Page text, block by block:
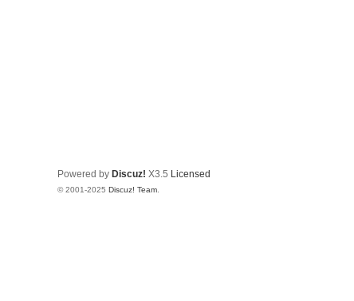
Powered by Discuz! X3.5 Licensed
© 2001-2025 Discuz! Team